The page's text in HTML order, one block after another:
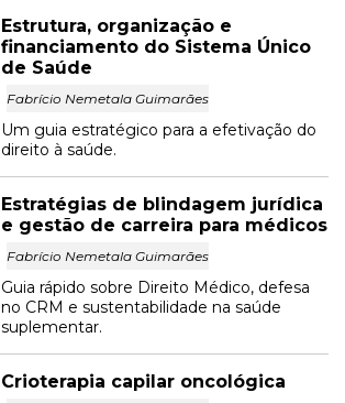
Estrutura, organização e
financiamento do Sistema Único
de Saúde
Fabrício Nemetala Guimarães
Um guia estratégico para a efetivação do
direito à saúde.
Estratégias de blindagem jurídica
e gestão de carreira para médicos
Fabrício Nemetala Guimarães
Guia rápido sobre Direito Médico, defesa
no CRM e sustentabilidade na saúde
suplementar.
Crioterapia capilar oncológica